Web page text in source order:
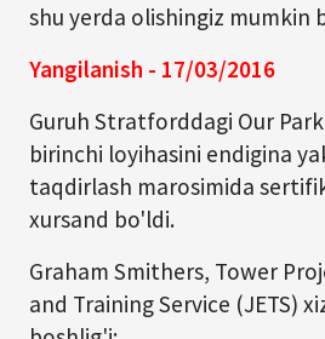
shu yerda olishingiz mumkin
Yangilanish - 17/03/2016
Guruh Stratforddagi Our
birinchi loyihasini endigina
taqdirlash marosimida
xursand bo'ldi.
Graham Smithers, Tower
and Training Service (JETS)